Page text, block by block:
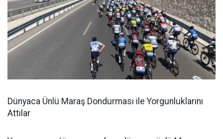
Dünyaca Ünlü Maraş Dondurması ile Yorgunluklarını
Attılar